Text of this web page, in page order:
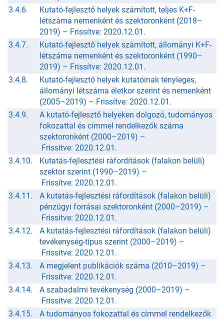
3.4.6.
Kutató-fejlesztő helyek számított, teljes K+F-
létszáma nemenként és szektoronként (2018–
2019) – Frissítve: 2020.12.01.
3.4.7.
Kutató-fejlesztő helyek számított, állományi K+F-
létszáma nemenként és szektoronként (1990–
2019) – Frissítve: 2020.12.01.
3.4.8.
Kutató-fejlesztő helyek kutatóinak tényleges,
állományi létszáma életkor szerint és nemenként
(2005–2019) – Frissítve: 2020.12.01.
3.4.9.
A kutató-fejlesztő helyeken dolgozó, tudományos
fokozattal és címmel rendelkezők száma
szektoronként (2000–2019) –
Frissítve: 2020.12.01.
3.4.10.
Kutatás-fejlesztési ráfordítások (falakon belüli)
szektor szerint (1990–2019) –
Frissítve: 2020.12.01.
3.4.11.
A kutatás-fejlesztési ráfordítások (falakon belüli)
pénzügyi forrásai szektoronként (2000–2019) –
Frissítve: 2020.12.01.
3.4.12.
A kutatás-fejlesztési ráfordítások (falakon belüli)
tevékenység-típus szerint (2000–2019) –
Frissítve: 2020.12.01.
3.4.13.
A megjelent publikációk száma (2010–2019) –
Frissítve: 2020.12.01.
3.4.14.
A szabadalmi tevékenység (2000–2019) –
Frissítve: 2020.12.01.
3.4.15.
A tudományos fokozattal és címmel rendelkezők